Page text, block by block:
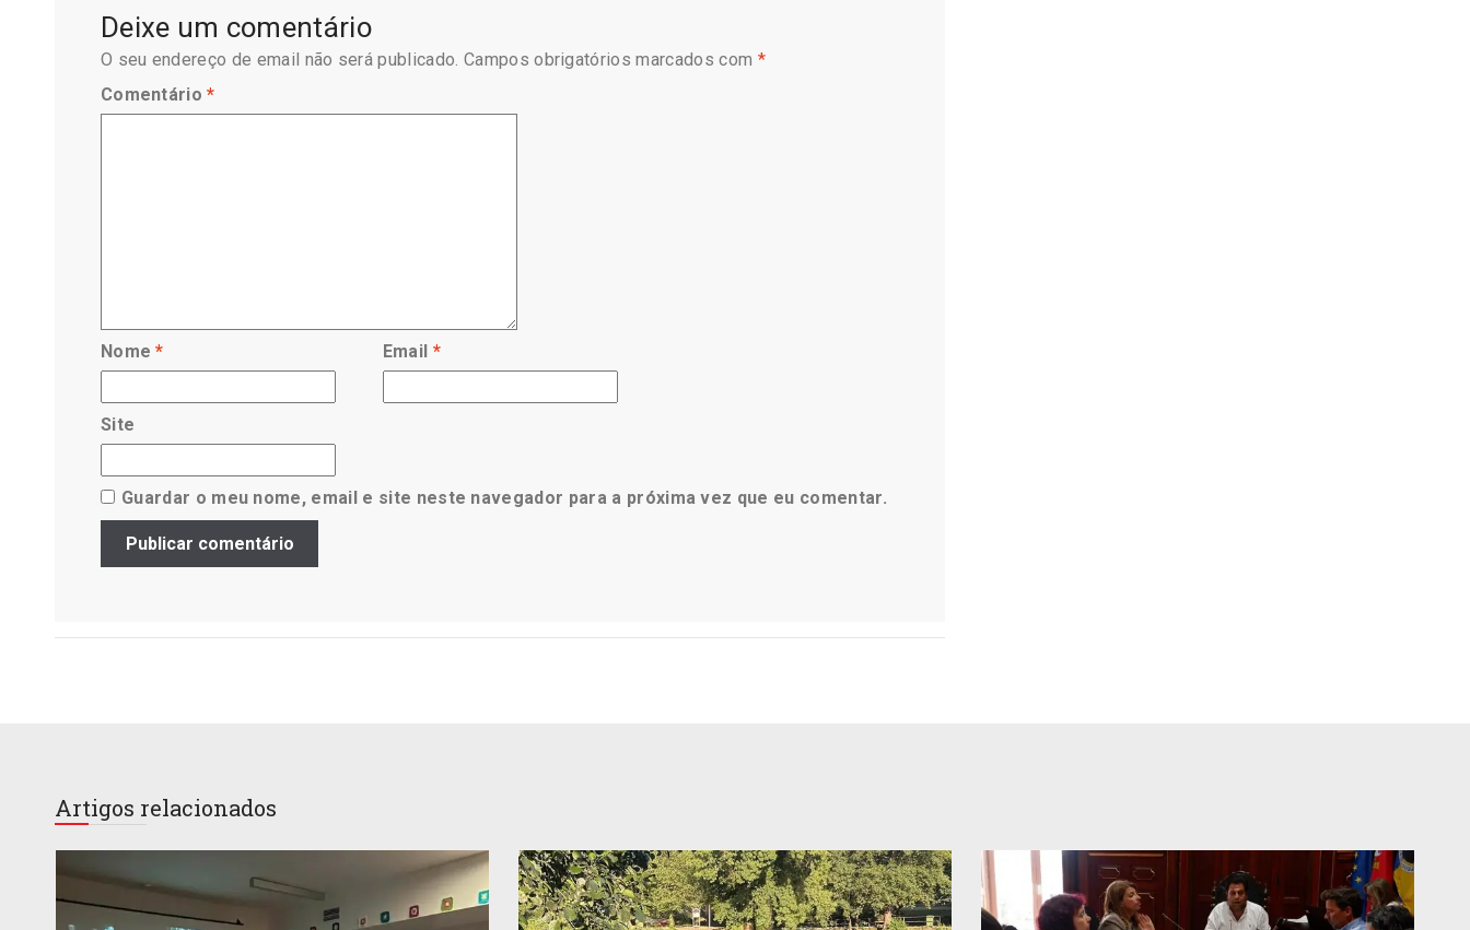
Deixe um comentário
O seu endereço de email não será publicado. Campos obrigatórios marcados com *
Comentário*
Nome* Email *
Site
Guardar o meu nome, email e site neste navegador para a próxima vez que eu comentar.
Artigos relacionados